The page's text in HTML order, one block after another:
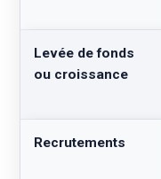
Levée de fonds
ou croissance
Recrutements